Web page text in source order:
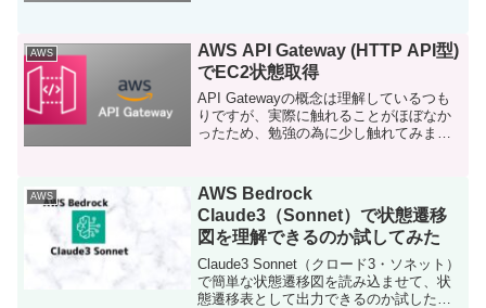
ります。全体の...
AWS
AWS API Gateway (HTTP API型)
でEC2状態取得
API Gatewayの概念は理解しているつも
りですが、実際に触れることがほぼなか
ったため、勉強の為に少し触れてみまし
Lambda関数を少し...
AWS
AWS Bedrock
Claude3（Sonnet）で状態遷移
図を理解できるのか試してみた
Claude3 Sonnet（クロード3・ソネット）
で簡単な状態遷移図を読み込ませて、状
態遷移表として出力できるのか試したい